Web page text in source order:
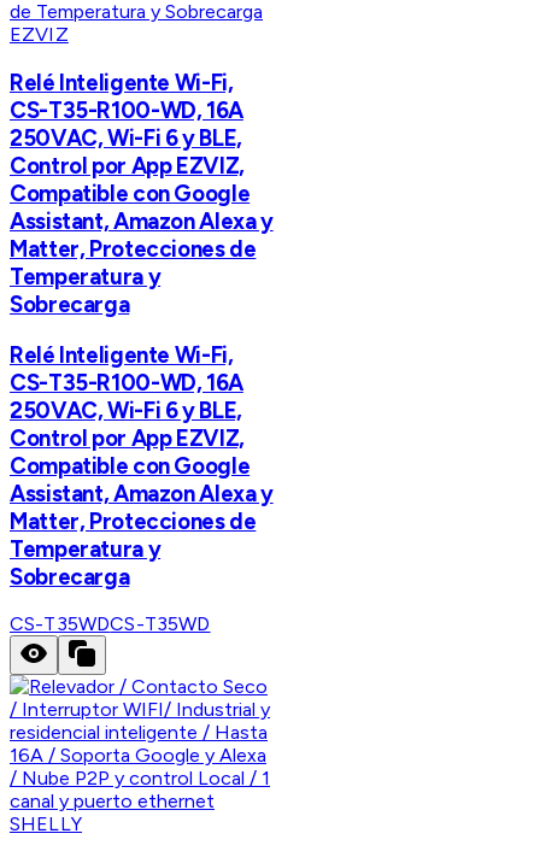
EZVIZ
Relé Inteligente Wi-Fi,
CS-T35-R100-WD, 16A
250VAC, Wi-Fi 6 y BLE,
Control por App EZVIZ,
Compatible con Google
Assistant, Amazon Alexa y
Matter, Protecciones de
Temperatura y
Sobrecarga
Relé Inteligente Wi-Fi,
CS-T35-R100-WD, 16A
250VAC, Wi-Fi 6 y BLE,
Control por App EZVIZ,
Compatible con Google
Assistant, Amazon Alexa y
Matter, Protecciones de
Temperatura y
Sobrecarga
CS-T35WDCS-T35WD
SHELLY